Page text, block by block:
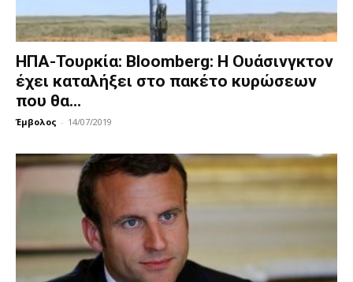
ΗΠΑ-Τουρκία: Bloomberg: Η Ουάσινγκτον
έχει καταλήξει στο πακέτο κυρώσεων
που θα...
Έμβολος - 14/07/2019